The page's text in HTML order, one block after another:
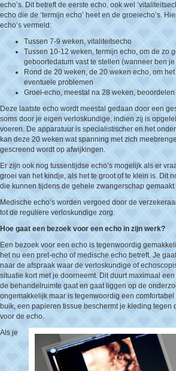
echo’s. Dit betreft de eerste echo, ook wel
echo die de ‘termijn echo’ heet en de groeiecho’s.
echo’s vermeld:
Tussen 7-9 weken, vitaliteitsecho
Tussen 10-12 weken, termijn echo, om de zo
geboortedatum vast te stellen (wanneer ben je
Rond de 20 weken, de 20 weken echo, om
eventuele problemen
Groei-echo, meestal na 28 weken,
Deze laatste echo wordt meestal gedaan door een
soms door je eigen verloskundige, indien zij is
voeren. De apparatuur is specialistischer en het
kan deze 20 weken wat spanning met zich
gescreend wordt op afwijkingen.
Er zijn ook nog tussentijdse echo’s mogelijk als er
groei van het kindje, als het te groot of te klein is. Dit
die kunnen tijdens de gehele zwangerschap gemaakt
Medische echo’s worden vergoed door de
tot de reguliere verloskundige zorg.
Hoe gaat een bezoek voor een echo in zijn werk?
Een bezoek voor een echo is tegenwoordig
het nu een pret-echo of medische echo betreft. Je
naar de afspraak waar de verloskundige of
situatie kort met je doorneemt. Dit duurt maximaal
de behandelruimte gaat en gaat liggen op de
ongemakkelijk maar is tegenwoordig een
buik, een papieren tissue beschermt je kleding tegen
voor de echo.
Als je